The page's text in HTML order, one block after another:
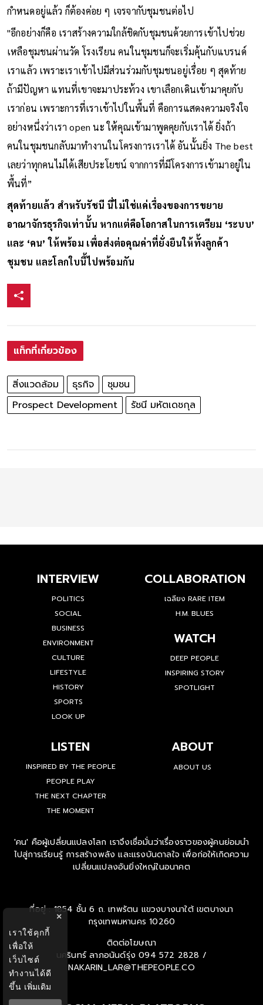
ทำเกินเวลาไม่ได้ แต่เราทำงานอยู่ภายใต้เดซิเบลที่กฎหมาย
กำหนดอยู่แล้ว ก็ต้องค่อย ๆ เจรจากับชุมชนต่อไป
"อีกอย่างก็คือ เราสร้างความใกล้ชิดกับชุมชนด้วยการเข้าไปช่วย
เหลือชุมชนผ่านวัด โรงเรียน คนในชุมชนก็จะเริ่มคุ้นกับแบรนด์
เราแล้ว เพราะเราเข้าไปมีส่วนร่วมกับชุมชนอยู่เรื่อย ๆ สุดท้าย
ถ้ามีปัญหา แทนที่เขาจะมาประท้วง เขาเลือกเดินเข้ามาคุยกับ
เราก่อน เพราะการที่เราเข้าไปในพื้นที่ คือการแสดงความจริงใจ
อย่างหนึ่งว่าเรา open นะ ให้คุณเข้ามาพูดคุยกับเราได้ ยิ่งถ้า
คนในชุมชนกลับมาทำงานในโครงการเราได้ อันนั้นยิ่ง The best
เลยว่าทุกคนไม่ได้เสียประโยชน์ จากการที่มีโครงการเข้ามาอยู่ใน
พื้นที่”
สุดท้ายแล้ว สำหรับรัชนี นี่ไม่ใช่แค่เรื่องของการขยาย
อาณาจักรธุรกิจเท่านั้น หากแต่คือโอกาสในการเตรียม ‘ระบบ’
และ ‘คน’ ให้พร้อม เพื่อส่งต่อคุณค่าที่ยั่งยืนให้ทั้งลูกค้า
สิ่งแวดล้อม ธุรกิจ
ชุมชน
INTERVIEW
POLITICS
SOCIAL
BUSINESS
ENVIRONMENT
CULTURE
LIFESTYLE
HISTORY
SPORTS
COLLABORATION
เฉลียง RARE ITEM
WATCH
DEEP PEOPLE
INSPIRING STORY
LISTEN
INSPIRED BY THE PEOPLE
PEOPLE PLAY
THE NEXT CHAPTER
ABOUT
'คน' คือผู้เปลี่ยนแปลงโลก เราจึงเชื่อมั่นว่าเรื่องราวของผู้คนย่อมนำ
ไปสู่การเรียนรู้ การสร้างพลัง และแรงบันดาลใจ เพื่อก่อให้เกิดความ
ที่อยู่ : 1854 ชั้น 6 ถ. เทพรัตน แขวงบางนาใต้ เขตบางนา
กรุงเทพมหานคร 10260
ติดต่อโฆษณา
นครินทร์ ลาภอนันด์รุ่ง 094 572 2828 /
×
เราใช้คุกกี้
เพื่อให้
เว็บไซต์
ทำงานได้ดี
ขึ้น เพิ่มเติม